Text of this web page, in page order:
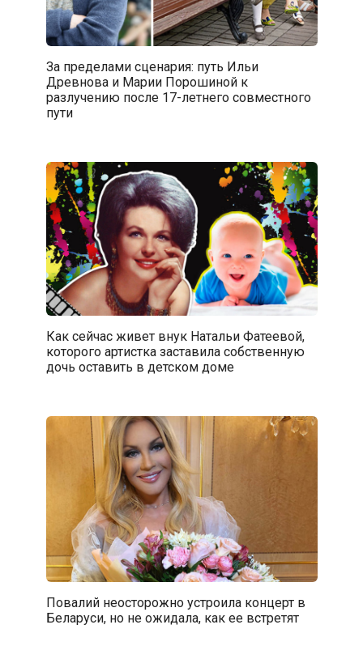
За пределами сценария: путь Ильи
Древнова и Марии Порошиной к
разлучению после 17-летнего совместного
пути
Как сейчас живет внук Натальи Фатеевой,
которого артистка заставила собственную
дочь оставить в детском доме
Повалий неосторожно устроила концерт в
Беларуси, но не ожидала, как ее встретят